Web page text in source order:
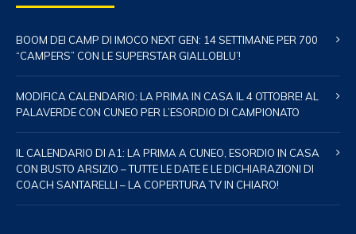
BOOM DEI CAMP DI IMOCO NEXT GEN: 14 SETTIMANE PER 700
“CAMPERS” CON LE SUPERSTAR GIALLOBLU’!
MODIFICA CALENDARIO: LA PRIMA IN CASA IL 4 OTTOBRE! AL
PALAVERDE CON CUNEO PER L’ESORDIO DI CAMPIONATO
IL CALENDARIO DI A1: LA PRIMA A CUNEO, ESORDIO IN CASA
CON BUSTO ARSIZIO – TUTTE LE DATE E LE DICHIARAZIONI DI
COACH SANTARELLI – LA COPERTURA TV IN CHIARO!